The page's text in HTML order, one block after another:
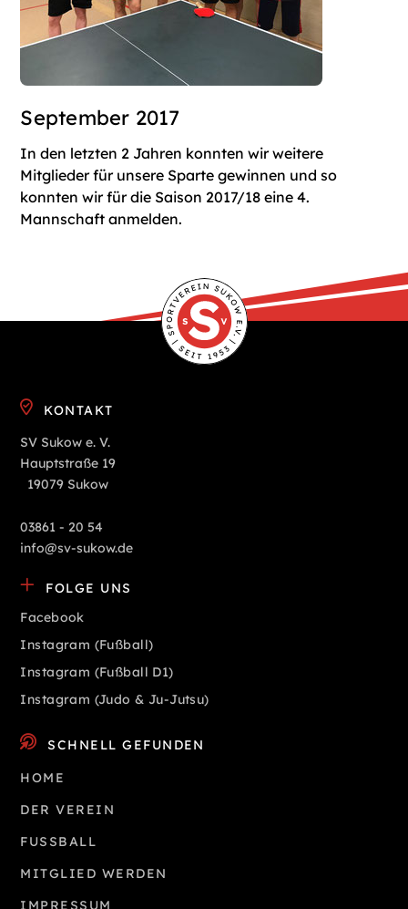
September 2017
In den letzten 2 Jahren konnten wir weitere
Mitglieder für unsere Sparte gewinnen und so
konnten wir für die Saison 2017/18 eine 4.
Mannschaft anmelden.
KONTAKT
SV Sukow e. V.
Hauptstraße 19
19079 Sukow
03861 - 20 54
info@sv-sukow.de
FOLGE UNS
Facebook
Instagram (Fußball)
Instagram (Fußball D1)
Instagram (Judo & Ju-Jutsu)
SCHNELL GEFUNDEN
HOME
DER VEREIN
FUSSBALL
MITGLIED WERDEN
IMPRESSUM